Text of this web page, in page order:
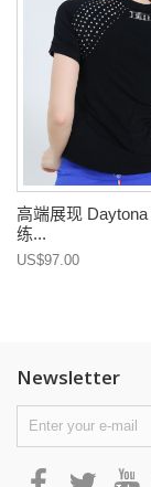
高端展现 Daytona
练...
US$97.00
Newsletter